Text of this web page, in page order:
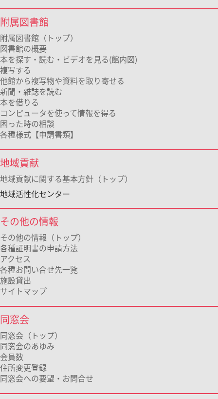
附属図書館
附属図書館（トップ）
図書館の概要
本を探す・読む・ビデオを見る(館内図)
複写する
他館から複写物や資料を取り寄せる
新聞・雑誌を読む
本を借りる
コンピュータを使って情報を得る
困った時の相談
各種様式【申請書類】
地域貢献
地域貢献に関する基本方針（トップ）
地域活性化センター
その他の情報
その他の情報（トップ）
各種証明書の申請方法
アクセス
各種お問い合せ先一覧
施設貸出
サイトマップ
同窓会
同窓会（トップ）
同窓会のあゆみ
会員数
住所変更登録
同窓会への要望・お問合せ